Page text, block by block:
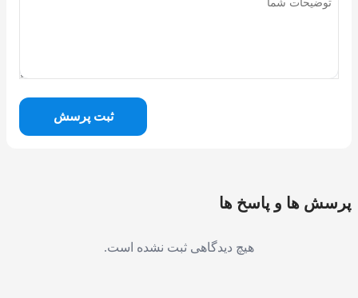
ثبت پرسش
پرسش ها و پاسخ ها
هیچ دیدگاهی ثبت نشده است.